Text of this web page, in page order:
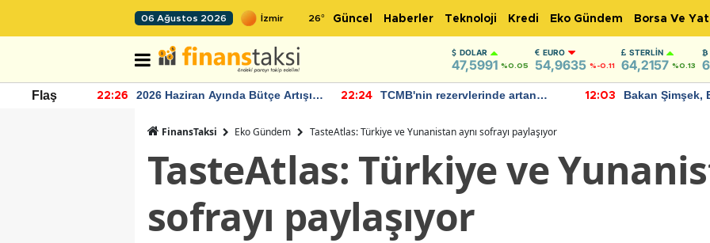
06 Ağustos 2026 26° Güncel Haberler Teknoloji Kredi Eko Gündem Borsa Ve
DOLAR
47,5991 %0.05
EURO
54,9635 %-0.11
STERLIN
64,2157 %0.13
Flaş 22:26
2026 Haziran Ayında Bütçe Artışı
22:24
TCMB'nin rezervlerinde artan
12:03
Bakan Şimşek,
FinansTaksi Eko Gündem TasteAtlas: Türkiye ve Yunanistan aynı sofrayı paylaşıyor
TasteAtlas: Türkiye ve
sofrayı paylaşıyor